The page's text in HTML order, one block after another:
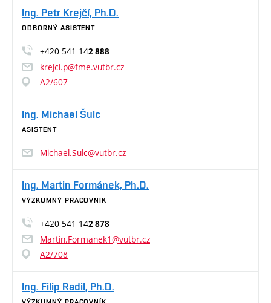
Ing. Petr Krejčí, Ph.D.
ODBORNÝ ASISTENT
+420 541 142 888
krejci.p@fme.vutbr.cz
A2/607
Ing. Michael Šulc
ASISTENT
Michael.Sulc@vutbr.cz
Ing. Martin Formánek, Ph.D.
VÝZKUMNÝ PRACOVNÍK
+420 541 142 878
Martin.Formanek1@vutbr.cz
A2/708
Ing. Filip Radil, Ph.D.